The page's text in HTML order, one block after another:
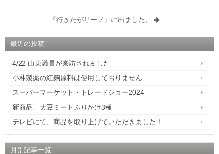
『行きたがリーノ』に出ました。
最近の投稿
4/22 山東議員が来訪されました
小林製薬の紅麹原料は使用しておりません
スーパーマーケット・トレードショー2024
新商品、大豆ミートふりかけ3種
テレビにて、商品を取り上げていただきました！
月別記事一覧